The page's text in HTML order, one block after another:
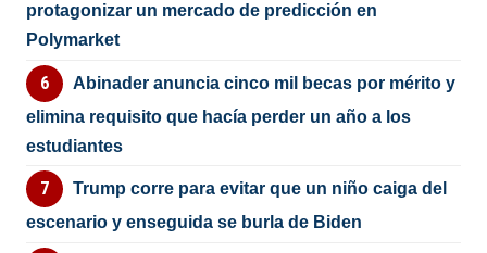
protagonizar un mercado de predicción en
Polymarket
Abinader anuncia cinco mil becas por mérito y
elimina requisito que hacía perder un año a los
estudiantes
Trump corre para evitar que un niño caiga del
escenario y enseguida se burla de Biden